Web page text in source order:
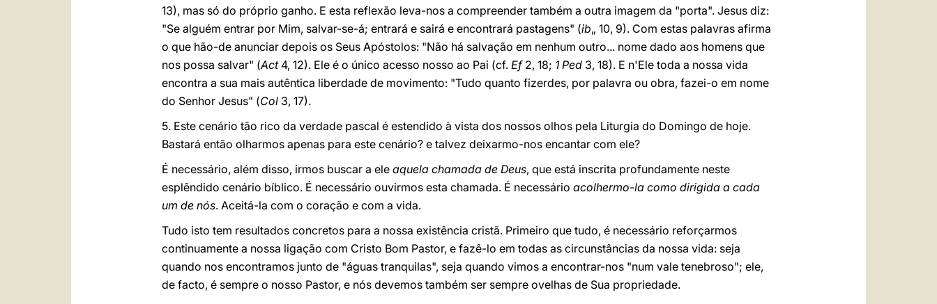
13), mas só do próprio ganho. E esta reflexão leva-nos a compreender também a outra imagem da "porta". Jesus diz:
"Se alguém entrar por Mim, salvar-se-á; entrará e sairá e encontrará pastagens" (ib„ 10, 9). Com estas palavras afirma
o que hão-de anunciar depois os Seus Apóstolos: "Não há salvação em nenhum outro... nome dado aos homens que
nos possa salvar" (Act4, 12). Ele é o único acesso nosso ao Pai (cf. Ef2, 18; 1 Ped 3, 18). E n'Ele toda a nossa vida
encontra a sua mais autêntica liberdade de movimento: "Tudo quanto fizerdes, por palavra ou obra, fazei-o em nome
do Senhor Jesus" (Col 3, 17).
5. Este cenário tão rico da verdade pascal é estendido à vista dos nossos olhos pela Liturgia do Domingo de hoje.
Bastará então olharmos apenas para este cenário? e talvez deixarmo-nos encantar com ele?
É necessário, além disso, irmos buscar a ele aquela chamada de Deus, que está inscrita profundamente neste
esplêndido cenário bíblico. É necessário ouvirmos esta chamada. É necessário acolhermo-la como dirigida a cada
um de nós. Aceitá-la com o coração e com a vida.
Tudo isto tem resultados concretos para a nossa existência cristã. Primeiro que tudo, é necessário reforçarmos
continuamente a nossa ligação com Cristo Bom Pastor, e fazê-lo em todas as circunstâncias da nossa vida: seja
quando nos encontramos junto de "águas tranquilas", seja quando vimos a encontrar-nos "num vale tenebroso"; ele,
de facto, é sempre o nosso Pastor, e nós devemos também ser sempre ovelhas de Sua propriedade.